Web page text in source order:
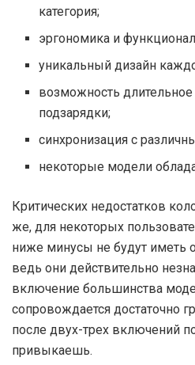
категория;
эргономика и
уникальный дизайн
возможность длительное
подзарядки;
синхронизация с
некоторые модели
Критических недостатков
же, для некоторых
ниже минусы не будут иметь
ведь они действительно
включение большинства
сопровождается достаточно
после двух-трех включений
привыкаешь.